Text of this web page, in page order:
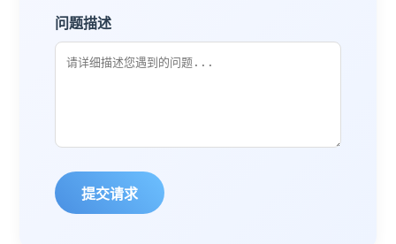
问题描述
提交请求